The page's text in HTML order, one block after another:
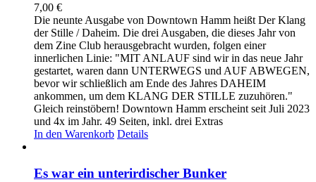
7,00 €
Die neunte Ausgabe von Downtown Hamm heißt Der Klang
der Stille / Daheim. Die drei Ausgaben, die dieses Jahr von
dem Zine Club herausgebracht wurden, folgen einer
innerlichen Linie: "MIT ANLAUF sind wir in das neue Jahr
gestartet, waren dann UNTERWEGS und AUF ABWEGEN,
bevor wir schließlich am Ende des Jahres DAHEIM
ankommen, um dem KLANG DER STILLE zuzuhören."
Gleich reinstöbern! Downtown Hamm erscheint seit Juli 2023
und 4x im Jahr. 49 Seiten, inkl. drei Extras
In den Warenkorb Details
Es war ein unterirdischer Bunker